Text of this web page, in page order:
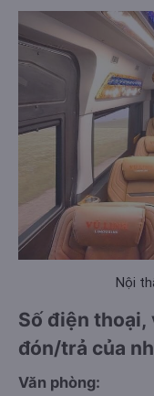
Nội
Số điện thoại,
đón/trả của
Văn phòng: